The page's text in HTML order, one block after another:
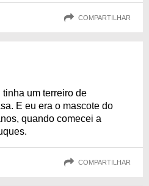
COMPARTILHAR
um terreiro de
E eu era o mascote do
quando comecei a
COMPARTILHAR